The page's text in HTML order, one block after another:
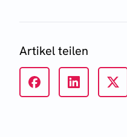
Artikel teilen